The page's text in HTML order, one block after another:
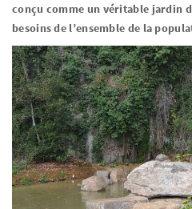
conçu comme un véritable jardin
besoins de l’ensemble de la